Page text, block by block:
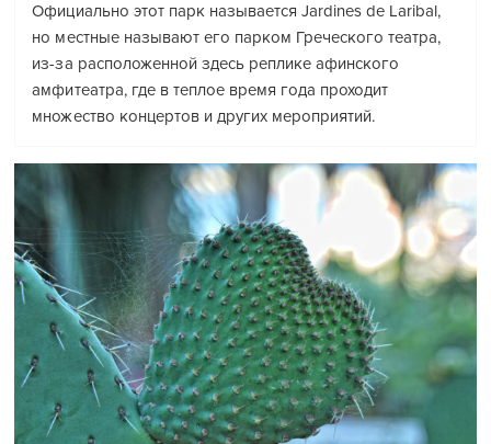
Официально этот парк называется Jardines de Laribal,
но местные называют его парком Греческого театра,
из-за расположенной здесь реплике афинского
амфитеатра, где в теплое время года проходит
множество концертов и других мероприятий.